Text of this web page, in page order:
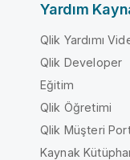
Yardım
Qlik Yardımı
Qlik Developer
Eğitim
Qlik Öğretimi
Qlik Müşteri
Kaynak